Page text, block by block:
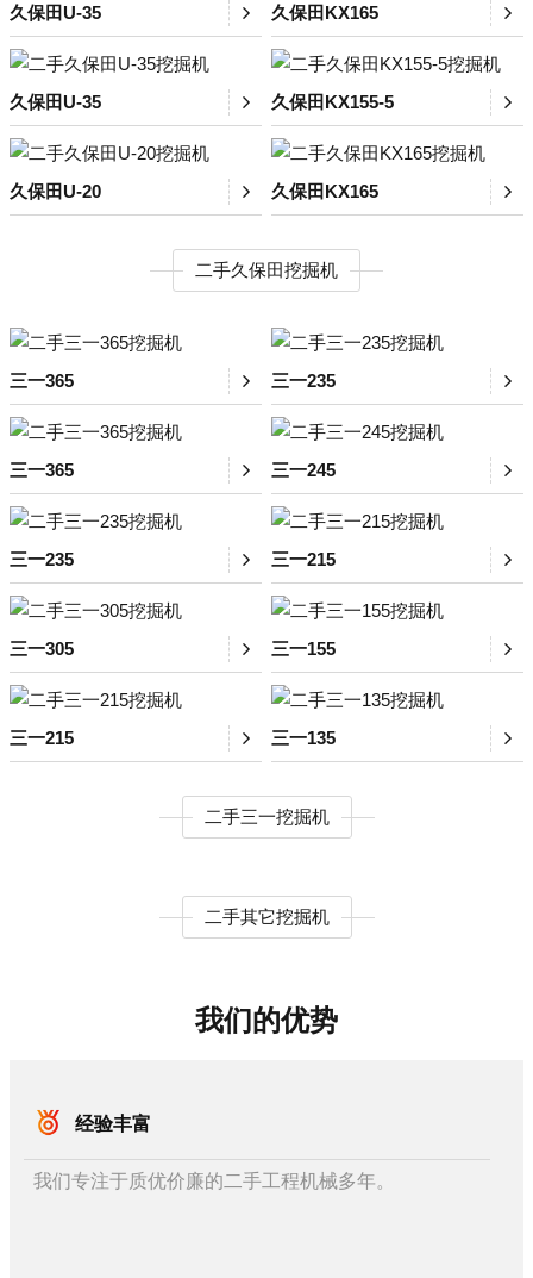
久保田U-35 久保田KX165
久保田U-35 久保田KX155-5
久保田U-20 久保田KX165
二手久保田挖掘机
三一365 三一235
三一365 三一245
三一235 三一215
三一305 三一155
三一215 三一135
二手三一挖掘机
二手其它挖掘机
我们的优势
经验丰富
我们专注于质优价廉的二手工程机械多年。